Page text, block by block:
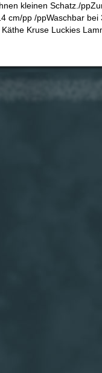
kleinen Schatz./
cm/pp /ppWaschbar bei
Käthe Kruse Luckies